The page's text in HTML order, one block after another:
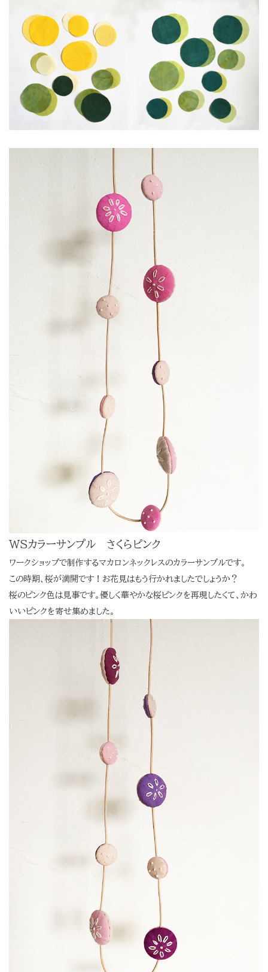
WSカラーサンプル さくらピンク
ワークショップで制作するマカロンネックレスのカラーサンプルです。
この時期、桜が満開です！お花見はもう行かれましたでしょうか？
桜のピンク色は見事です。優しく華やかな桜ピンクを再現したくて、かわ
いいピンクを寄せ集めました。